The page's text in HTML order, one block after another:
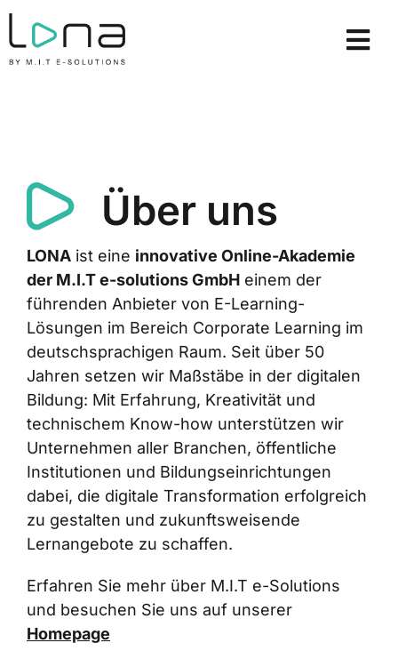
Zum
springen
Über uns
Demo anfordern
Login
Über uns
LONAist eine innovative Online-Akademie
der M.I.T e-solutions GmbHeinem der
führenden Anbieter von E-Learning-
Lösungen im Bereich Corporate Learning im
deutschsprachigen Raum. Seit über 50
Jahren setzen wir Maßstäbe in der digitalen
Bildung: Mit Erfahrung, Kreativität und
technischem Know-how unterstützen wir
Unternehmen aller Branchen, öffentliche
Institutionen und Bildungseinrichtungen
dabei, die digitale Transformation erfolgreich
zu gestalten und zukunftsweisende
Lernangebote zu schaffen.
Erfahren Sie mehr über M.I.T e-Solutions
und besuchen Sie uns auf unserer
Homepage